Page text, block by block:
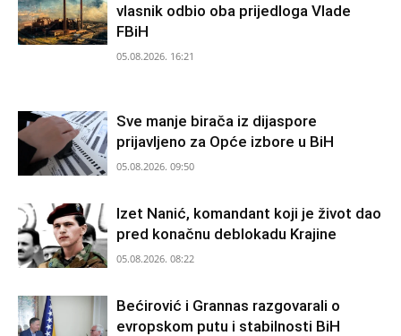
vlasnik odbio oba prijedloga Vlade
FBiH
05.08.2026. 16:21
Sve manje birača iz dijaspore
prijavljeno za Opće izbore u BiH
05.08.2026. 09:50
Izet Nanić, komandant koji je život dao
pred konačnu deblokadu Krajine
05.08.2026. 08:22
Bećirović i Grannas razgovarali o
evropskom putu i stabilnosti BiH